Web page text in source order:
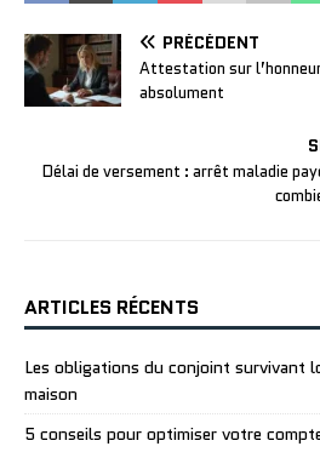
PRÉCÉDENT
Attestation sur
absolument
Délai de versement : arrêt maladie
ARTICLES RÉCENTS
Les obligations du conjoint survivant
maison
5 conseils pour optimiser votre